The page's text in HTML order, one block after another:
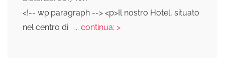
<!-- wp:paragraph --> <p>Il nostro Hotel, situato
nel centro di
... continua: >